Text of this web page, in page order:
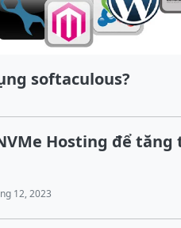
softaculous?
Hosting để tăng
12, 2023